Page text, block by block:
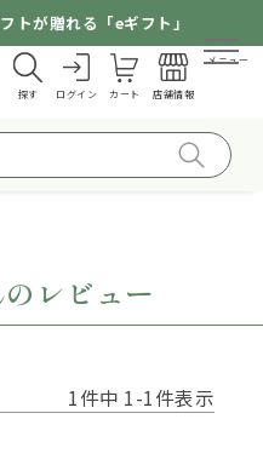
トが贈れる「eギフト」
探す ログイン カート 店舗情報
メニュー
レビュー
1件中 1-1件表示